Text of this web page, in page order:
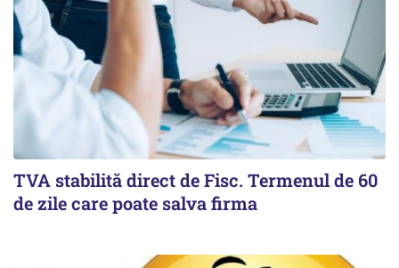
TVA stabilită direct de Fisc. Termenul de 60
de zile care poate salva firma